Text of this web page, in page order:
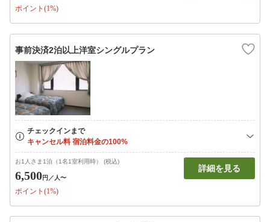
ポイント(1%)
事前決済2泊以上洋室シングルプラン
お1人さま1泊（1名1室利用時） (税込)
6,500円 ／人〜
ポイント(1%)
詳細を見る